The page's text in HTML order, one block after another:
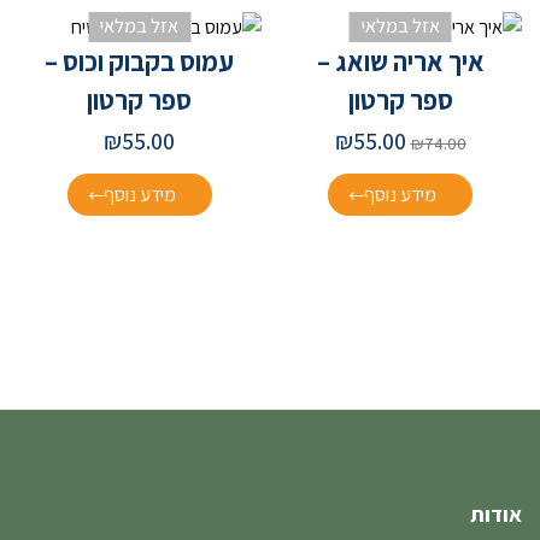
אזל במלאי
איך אריה שואג –
ספר קרטון
₪74.00 המחיר
היה:
₪74.00.
₪55.00
הוא:
₪55.00.
מידע נוסף
אזל במלאי
עמוס בקבוק וכוס –
ספר קרטון
₪55.00
מידע נוסף
אודות